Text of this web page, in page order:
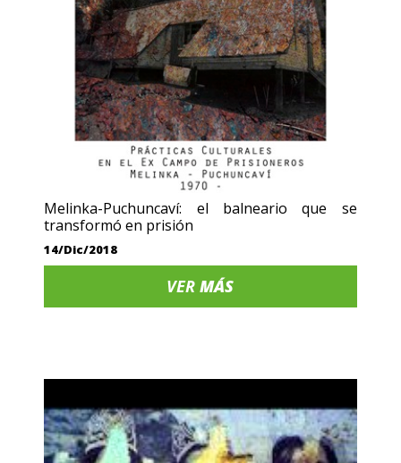
Melinka-Puchuncaví: el balneario que se
transformó en prisión
14/Dic/2018
VERMÁS